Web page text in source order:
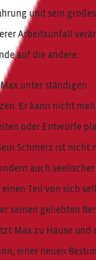
und sein großes
Arbeitsunfall
auf die andere.
unter ständigen
Er kann nicht
oder Entwürfe
Schmerz ist nicht
auch
einen Teil von sich
seinen geliebten
Max zu Hause und
einer neuen